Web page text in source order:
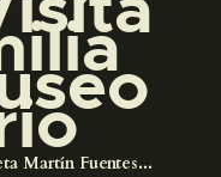
Martín Fuentes...